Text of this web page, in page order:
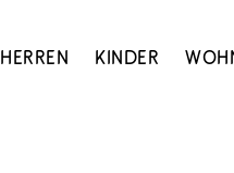
Herren Kinder